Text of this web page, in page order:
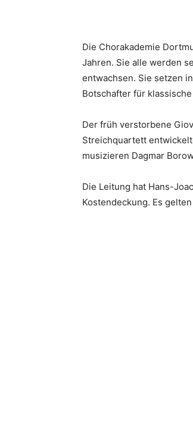
Die Chorakademie
Jahren. Sie alle werden
entwachsen. Sie setzen
Botschafter für
Der früh verstorbene
Streichquartett
musizieren Dagmar
Die Leitung hat Hans-
Kostendeckung. Es